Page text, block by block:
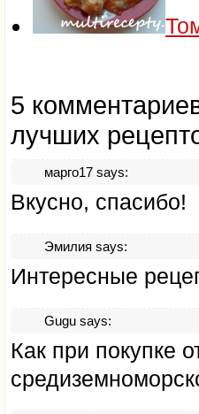
5
лучших
марго17 says:
Вкусно, спасибо!
Эмилия says:
Интересные
Gugu says:
Как при покупке